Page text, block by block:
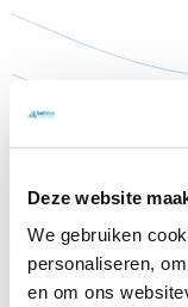
Deze website
We gebruiken
personaliseren,
en om ons
Boeken &
Een aantal dingen zijn
SailWise. Voor het